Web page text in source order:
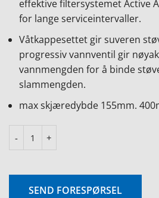
effektive filtersystemet Active
for lange serviceintervaller.
Våtkappesettet gir suveren
progressiv vannventil gir
vannmengden for å binde
slammengden.
max skjæredybde 155mm.
SEND FORESPØRSEL